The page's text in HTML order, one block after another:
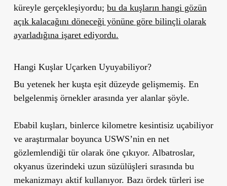
küreyle gerçekleşiyordu; bu da kuşların hangi gözün
açık kalacağını döneceği yönüne göre bilinçli olarak
ayarladığına işaret ediyordu.
Hangi Kuşlar Uçarken Uyuyabiliyor?
Bu yetenek her kuşta eşit düzeyde gelişmemiş. En
belgelenmiş örnekler arasında yer alanlar şöyle.
Ebabil kuşları, binlerce kilometre kesintisiz uçabiliyor
ve araştırmalar boyunca USWS’nin en net
gözlemlendiği tür olarak öne çıkıyor. Albatroslar,
okyanus üzerindeki uzun süzülüşleri sırasında bu
mekanizmayı aktif kullanıyor. Bazı ördek türleri ise